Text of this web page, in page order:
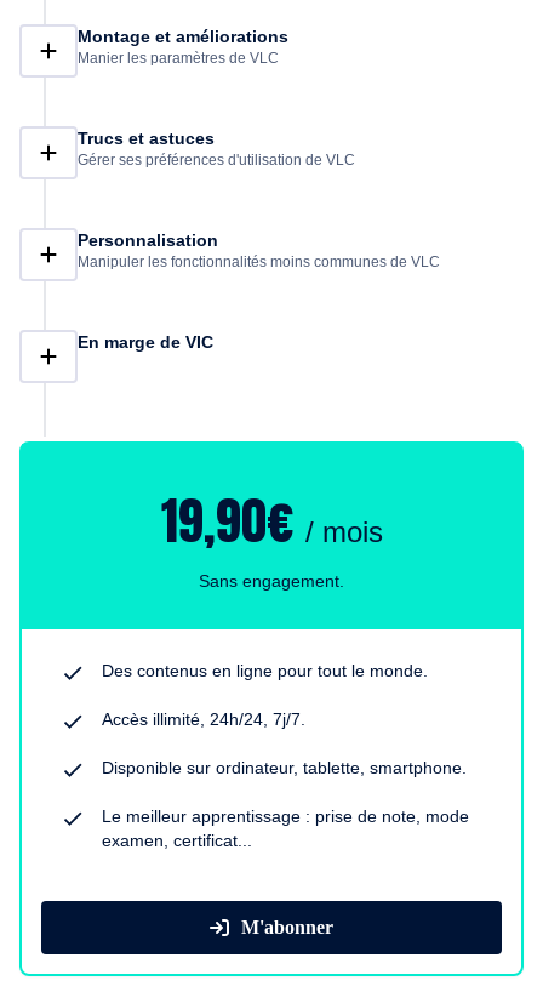
Montage et améliorations
Manier les paramètres de VLC
Trucs et astuces
Gérer ses préférences d'utilisation de VLC
Personnalisation
Manipuler les fonctionnalités moins communes de VLC
En marge de VIC
19,90€ / mois
Sans engagement.
Des contenus en ligne pour tout le monde.
Accès illimité, 24h/24, 7j/7.
Disponible sur ordinateur, tablette, smartphone.
Le meilleur apprentissage : prise de note, mode
examen, certificat...
M'abonner